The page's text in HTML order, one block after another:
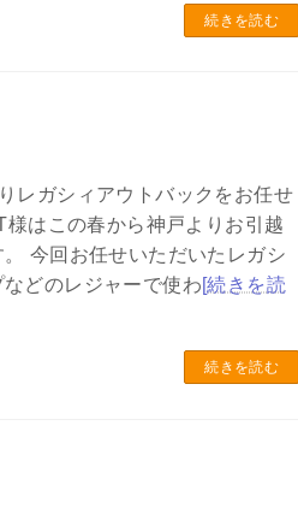
続きを読む
レガシィアウトバックをお任せ
この春から神戸よりお引越
今回お任せいただいたレガシ
どのレジャーで使わ[続きを読
続きを読む